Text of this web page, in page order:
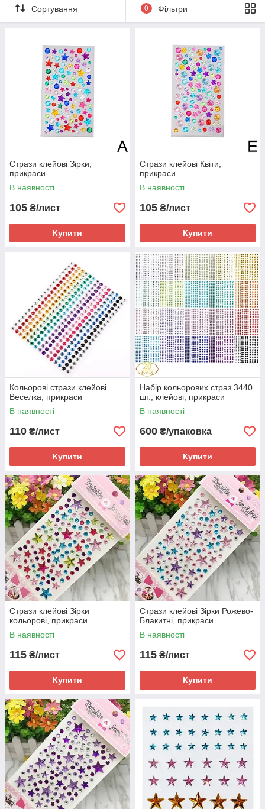
Сортування 0 Фільтри
Стрази клейові Зірки,
прикраси
В наявності
105 ₴/лист
Купити
Стрази клейові Квіти,
прикраси
В наявності
105 ₴/лист
Купити
Кольорові стрази клейові
Веселка, прикраси
В наявності
110 ₴/лист
Купити
Набір кольорових страз 3440
шт., клейові, прикраси
В наявності
600 ₴/упаковка
Купити
Стрази клейові Зірки
кольорові, прикраси
В наявності
115 ₴/лист
Купити
Стрази клейові Зірки Рожево-
Блакитні, прикраси
В наявності
115 ₴/лист
Купити